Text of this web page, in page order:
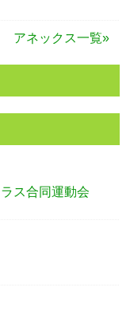
アネックス一覧»
ス合同運動会